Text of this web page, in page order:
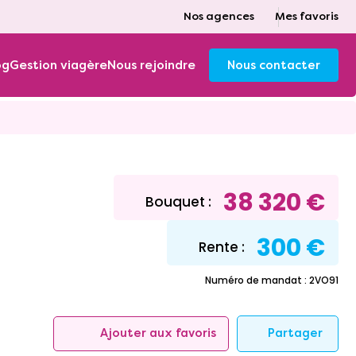
Nos agences Mes favoris
Gestion viagèreNous rejoindre Nous contacter
Bouquet : 38 320 €
Rente : 300 €
Numéro de mandat : 2VO91
Ajouter aux favoris Partager